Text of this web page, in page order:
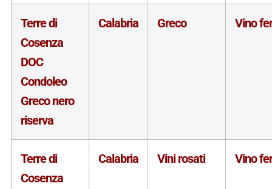
Terre di
Cosenza
DOC
Condoleo
Greco nero
riserva
Calabria Greco Vino
Terre di
Cosenza
Calabria Vini rosati Vino